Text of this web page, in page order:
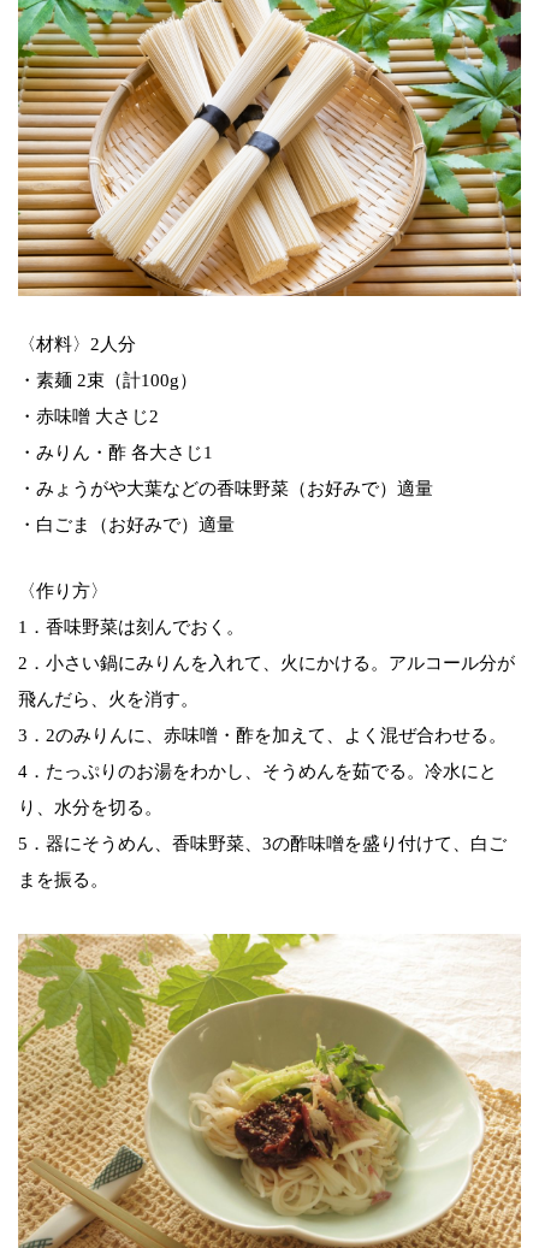
〈材料〉2人分
・素麺 2束（計100g）
・赤味噌 大さじ2
・みりん・酢 各大さじ1
・みょうがや大葉などの香味野菜（お好みで）適量
・白ごま（お好みで）適量
〈作り方〉
1．香味野菜は刻んでおく。
2．小さい鍋にみりんを入れて、火にかける。アルコール分が
飛んだら、火を消す。
3．2のみりんに、赤味噌・酢を加えて、よく混ぜ合わせる。
4．たっぷりのお湯をわかし、そうめんを茹でる。冷水にと
り、水分を切る。
5．器にそうめん、香味野菜、3の酢味噌を盛り付けて、白ご
まを振る。